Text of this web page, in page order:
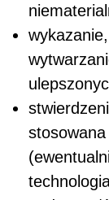
stosowana